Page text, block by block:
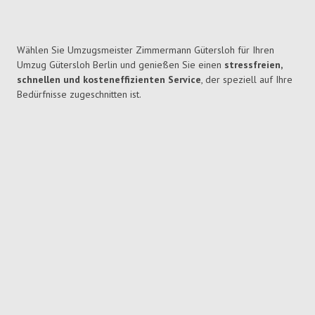
Wählen Sie Umzugsmeister Zimmermann Gütersloh für Ihren
Umzug Gütersloh Berlin und genießen Sie einen stressfreien,
schnellen und kosteneffizienten Service, der speziell auf Ihre
Bedürfnisse zugeschnitten ist.